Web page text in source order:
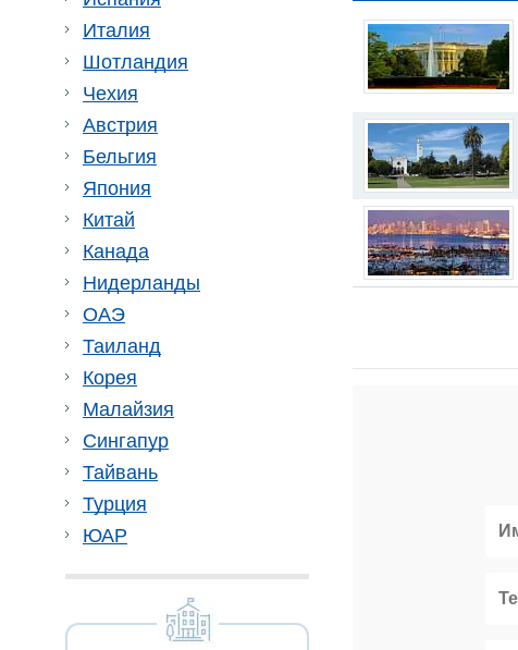
Италия
Шотландия
Чехия
Австрия
Бельгия
Япония
Китай
Канада
Нидерланды
ОАЭ
Таиланд
Корея
Малайзия
Сингапур
Тайвань
Турция
ЮАР